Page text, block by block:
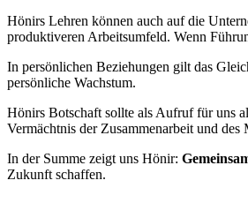
Hönirs Lehren können auch auf​ die
produktiveren Arbeitsumfeld. Wenn⁤
In persönlichen Beziehungen⁤ gilt das⁣
persönliche Wachstum.
Hönirs Botschaft sollte als ⁤Aufruf für uns
⁣Vermächtnis der Zusammenarbeit ⁤und
In der Summe ​zeigt uns Hönir:
Zukunft schaffen.